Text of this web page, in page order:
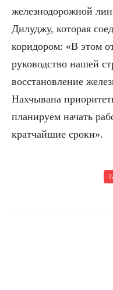
железнодорожной
Дилуджу, которая
коридором: «В этом
руководство нашей
восстановление
Нахчывана
планируем начать
кратчайшие сроки».